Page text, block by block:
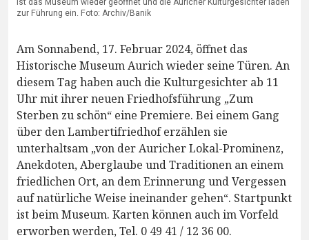
zur Führung ein. Foto: Archiv/Banik
Am Sonnabend, 17. Februar 2024, öffnet das
Historische Museum Aurich wieder seine Türen. An
diesem Tag haben auch die Kulturgesichter ab 11
Uhr mit ihrer neuen Friedhofsführung „Zum
Sterben zu schön“ eine Premiere. Bei einem Gang
über den Lambertifriedhof erzählen sie
unterhaltsam „von der Auricher Lokal-Prominenz,
Anekdoten, Aberglaube und Traditionen an einem
friedlichen Ort, an dem Erinnerung und Vergessen
auf natürliche Weise ineinander gehen“. Startpunkt
ist beim Museum. Karten können auch im Vorfeld
erworben werden, Tel. 0 49 41 / 12 36 00.